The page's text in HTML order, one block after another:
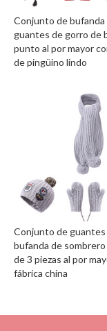
Conjunto de bufanda
guantes de gorro de
punto al por mayor
de pingüino lindo
Conjunto de guantes
bufanda de
de 3 piezas al por
fábrica china